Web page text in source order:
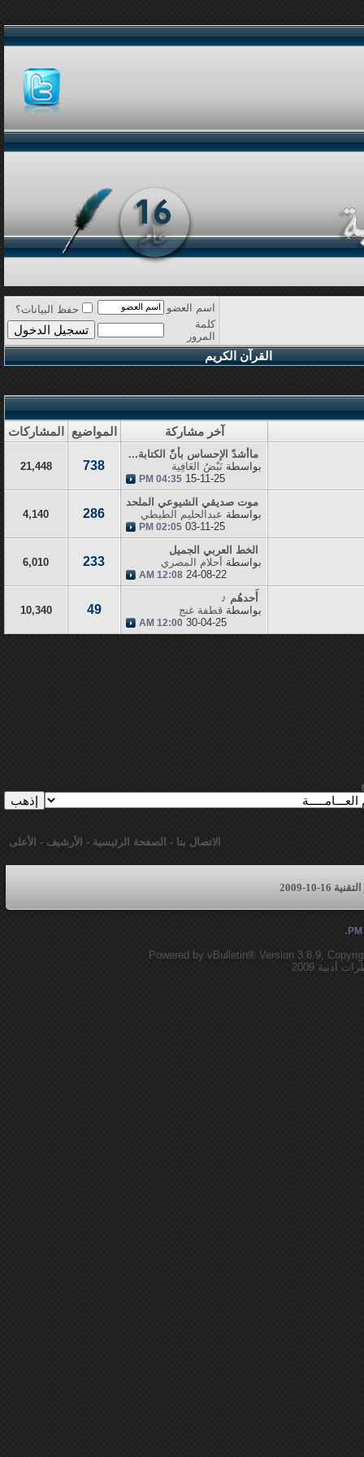
اسم العضو
حفظ البيانات؟
كلمة
المرور
القرآن الكريم
آخر مشاركة المواضيع المشاركات
ماأشدّ الإحساس بأنّ الكتابة...
بواسطة نَبْضُ العَافِية
15-11-25
04:35 PM
738
21,448
موت صديقي الشيوعي الملحد
بواسطة عبدالحليم الطيطي
03-11-25
02:05 PM
286
4,140
الخط العربي الجميل
بواسطة أحلام المصري
24-08-22
12:08 AM
233
6,010
أَحدهُم ♪
بواسطة قطفة غنج
30-04-25
12:00 AM
49
10,340
الاتصال بنا - الصفحة الرئيسية - الأرشيف - الأعلى
10-2009
.
Powered by vBulletin® Version 3.8.9,
2009